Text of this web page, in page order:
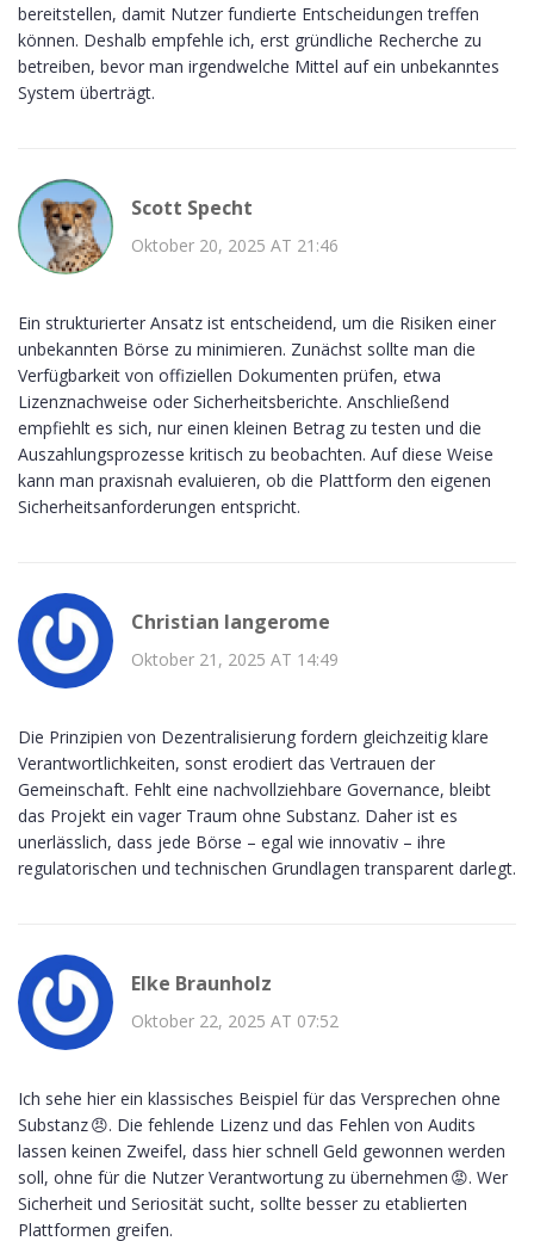
bereitstellen, damit Nutzer fundierte Entscheidungen treffen
können. Deshalb empfehle ich, erst gründliche Recherche zu
betreiben, bevor man irgendwelche Mittel auf ein unbekanntes
System überträgt.
Scott Specht
Oktober 20, 2025 AT 21:46
Ein strukturierter Ansatz ist entscheidend, um die Risiken einer
unbekannten Börse zu minimieren. Zunächst sollte man die
Verfügbarkeit von offiziellen Dokumenten prüfen, etwa
Lizenznachweise oder Sicherheitsberichte. Anschließend
empfiehlt es sich, nur einen kleinen Betrag zu testen und die
Auszahlungsprozesse kritisch zu beobachten. Auf diese Weise
kann man praxisnah evaluieren, ob die Plattform den eigenen
Sicherheitsanforderungen entspricht.
Christian langerome
Oktober 21, 2025 AT 14:49
Die Prinzipien von Dezentralisierung fordern gleichzeitig klare
Verantwortlichkeiten, sonst erodiert das Vertrauen der
Gemeinschaft. Fehlt eine nachvollziehbare Governance, bleibt
das Projekt ein vager Traum ohne Substanz. Daher ist es
unerlässlich, dass jede Börse – egal wie innovativ – ihre
regulatorischen und technischen Grundlagen transparent darlegt.
Elke Braunholz
Oktober 22, 2025 AT 07:52
Ich sehe hier ein klassisches Beispiel für das Versprechen ohne
Substanz 😠. Die fehlende Lizenz und das Fehlen von Audits
lassen keinen Zweifel, dass hier schnell Geld gewonnen werden
soll, ohne für die Nutzer Verantwortung zu übernehmen 😡. Wer
Sicherheit und Seriosität sucht, sollte besser zu etablierten
Plattformen greifen.